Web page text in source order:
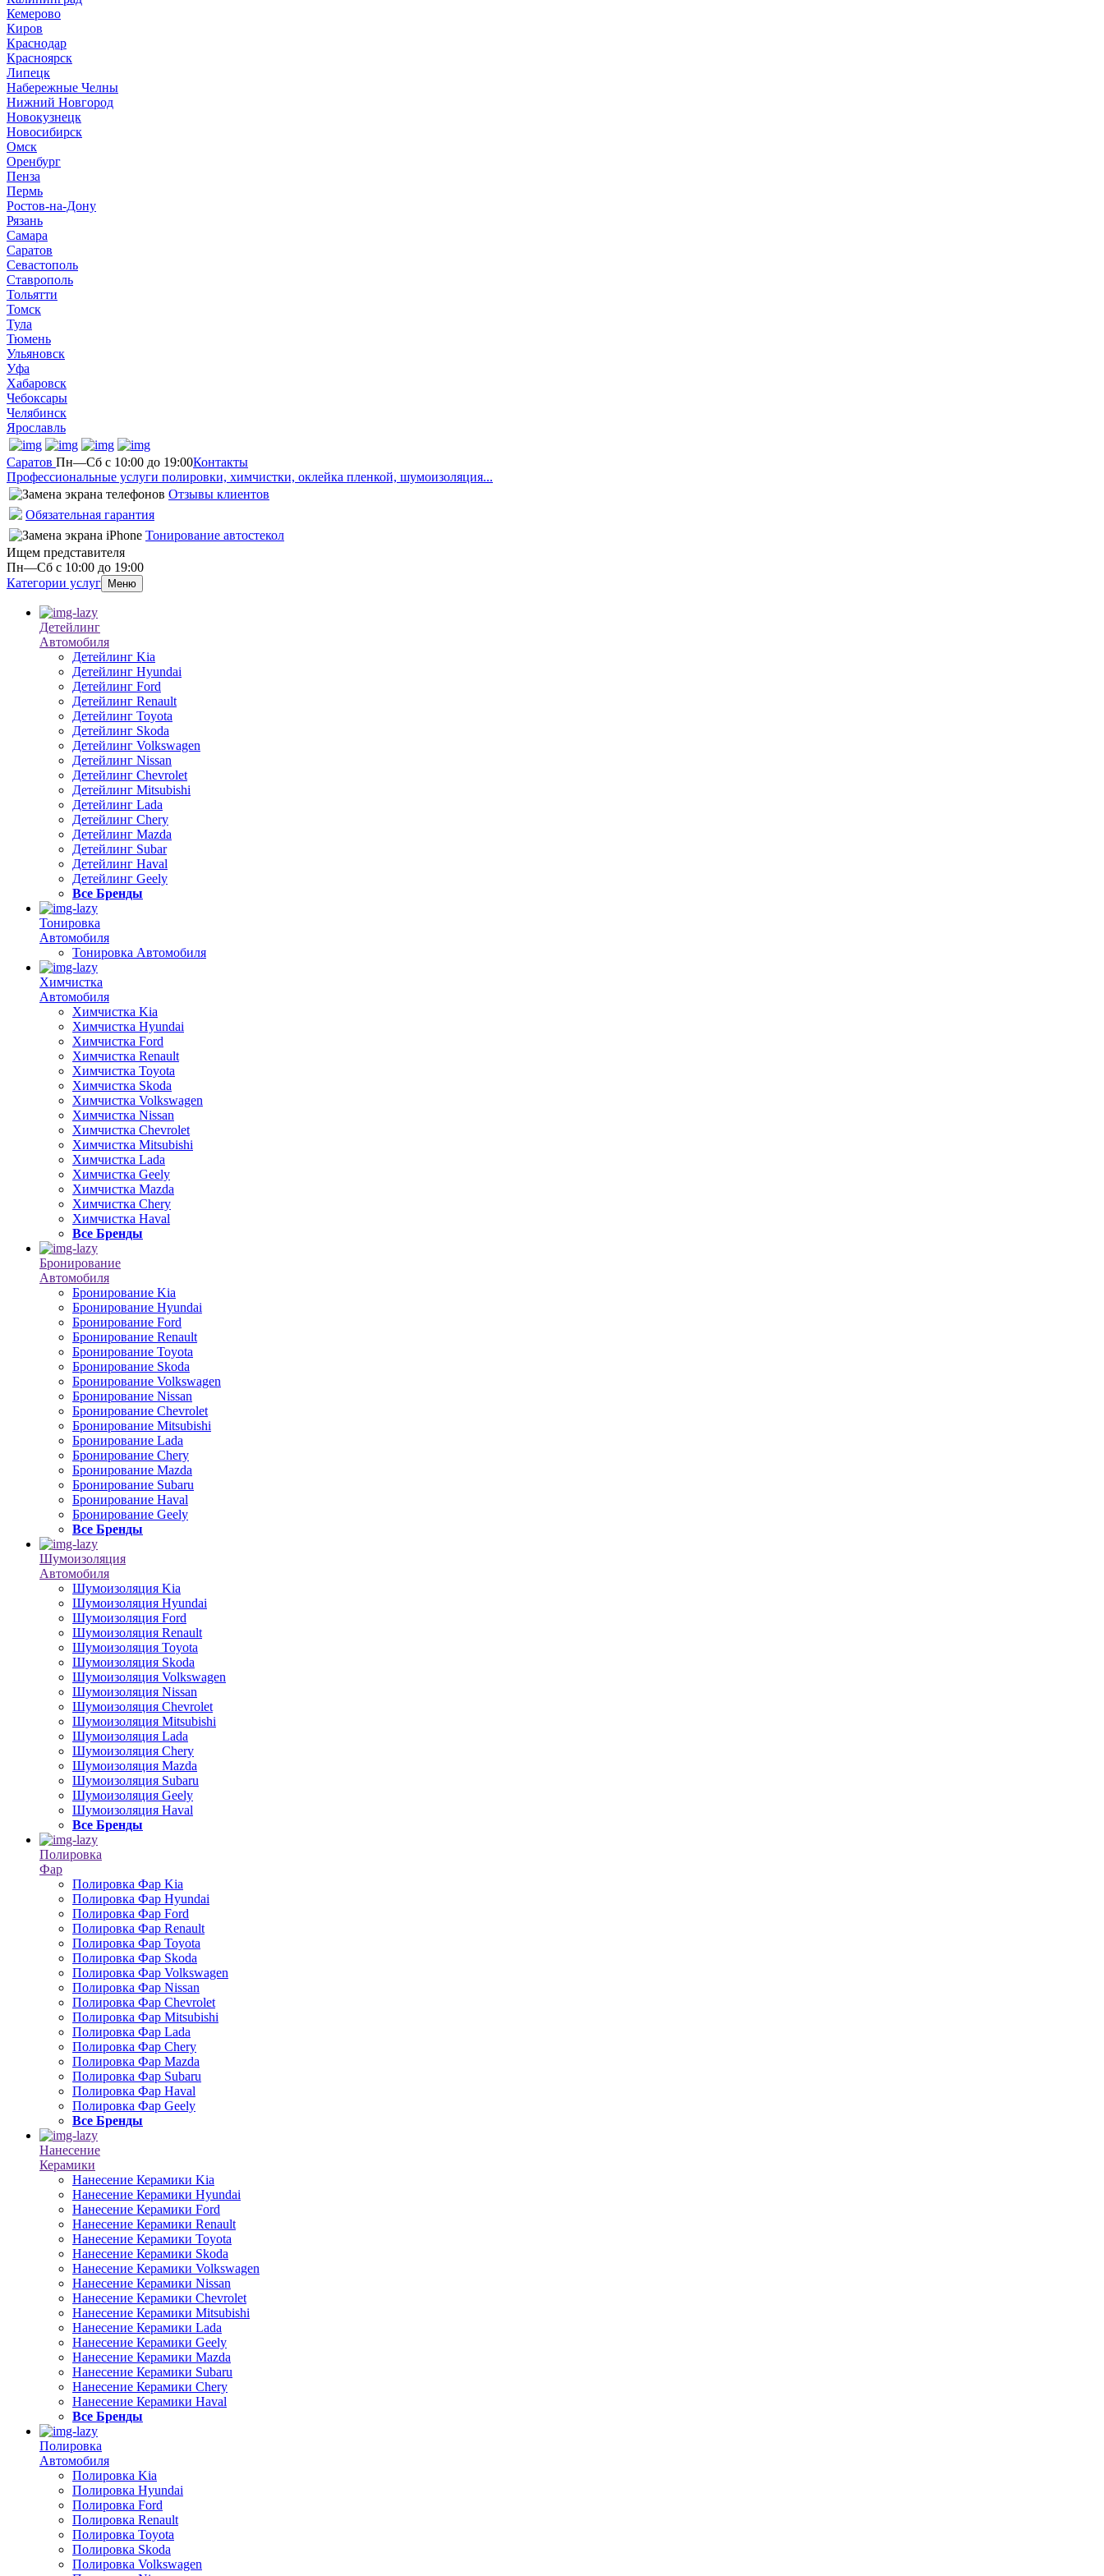
Кемерово
Киров
Краснодар
Красноярск
Липецк
Набережные Челны
Нижний Новгород
Новокузнецк
Новосибирск
Омск
Оренбург
Пенза
Пермь
Ростов-на-Дону
Рязань
Самара
Саратов
Севастополь
Ставрополь
Тольятти
Томск
Тула
Тюмень
Ульяновск
Уфа
Хабаровск
Чебоксары
Челябинск
Ярославль
Саратов Пн—Сб с 10:00 до 19:00Контакты
Профессиональные услуги полировки, химчистки, оклейка пленкой, шумоизоляция...
Отзывы клиентов
Обязательная гарантия
Тонирование автостекол
Ищем представителя
Пн—Сб с 10:00 до 19:00
Категории услуг
Меню
Детейлинг
Автомобиля
Детейлинг Kia
Детейлинг Hyundai
Детейлинг Ford
Детейлинг Renault
Детейлинг Toyota
Детейлинг Skoda
Детейлинг Volkswagen
Детейлинг Nissan
Детейлинг Chevrolet
Детейлинг Mitsubishi
Детейлинг Lada
Детейлинг Chery
Детейлинг Mazda
Детейлинг Subar
Детейлинг Haval
Детейлинг Geely
Все Бренды
Тонировка
Автомобиля
Тонировка Автомобиля
Химчистка
Автомобиля
Химчистка Kia
Химчистка Hyundai
Химчистка Ford
Химчистка Renault
Химчистка Toyota
Химчистка Skoda
Химчистка Volkswagen
Химчистка Nissan
Химчистка Chevrolet
Химчистка Mitsubishi
Химчистка Lada
Химчистка Geely
Химчистка Mazda
Химчистка Chery
Химчистка Haval
Все Бренды
Бронирование
Автомобиля
Бронирование Kia
Бронирование Hyundai
Бронирование Ford
Бронирование Renault
Бронирование Toyota
Бронирование Skoda
Бронирование Volkswagen
Бронирование Nissan
Бронирование Chevrolet
Бронирование Mitsubishi
Бронирование Lada
Бронирование Chery
Бронирование Mazda
Бронирование Subaru
Бронирование Haval
Бронирование Geely
Все Бренды
Шумоизоляция
Автомобиля
Шумоизоляция Kia
Шумоизоляция Hyundai
Шумоизоляция Ford
Шумоизоляция Renault
Шумоизоляция Toyota
Шумоизоляция Skoda
Шумоизоляция Volkswagen
Шумоизоляция Nissan
Шумоизоляция Chevrolet
Шумоизоляция Mitsubishi
Шумоизоляция Lada
Шумоизоляция Chery
Шумоизоляция Mazda
Шумоизоляция Subaru
Шумоизоляция Geely
Шумоизоляция Haval
Все Бренды
Полировка
Фар
Полировка Фар Kia
Полировка Фар Hyundai
Полировка Фар Ford
Полировка Фар Renault
Полировка Фар Toyota
Полировка Фар Skoda
Полировка Фар Volkswagen
Полировка Фар Nissan
Полировка Фар Chevrolet
Полировка Фар Mitsubishi
Полировка Фар Lada
Полировка Фар Chery
Полировка Фар Mazda
Полировка Фар Subaru
Полировка Фар Haval
Полировка Фар Geely
Все Бренды
Нанесение
Керамики
Нанесение Керамики Kia
Нанесение Керамики Hyundai
Нанесение Керамики Ford
Нанесение Керамики Renault
Нанесение Керамики Toyota
Нанесение Керамики Skoda
Нанесение Керамики Volkswagen
Нанесение Керамики Nissan
Нанесение Керамики Chevrolet
Нанесение Керамики Mitsubishi
Нанесение Керамики Lada
Нанесение Керамики Geely
Нанесение Керамики Mazda
Нанесение Керамики Subaru
Нанесение Керамики Chery
Нанесение Керамики Haval
Все Бренды
Полировка
Автомобиля
Полировка Kia
Полировка Hyundai
Полировка Ford
Полировка Renault
Полировка Toyota
Полировка Skoda
Полировка Volkswagen